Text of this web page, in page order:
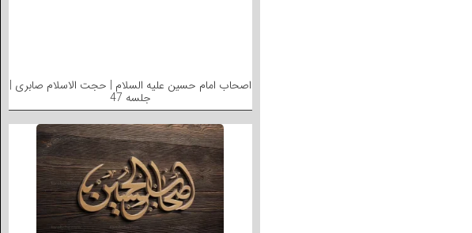
اصحاب امام حسین علیه السلام | حجت الاسلام صابری |
جلسه 47